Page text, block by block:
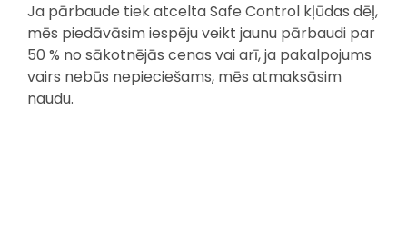
Ja pārbaude tiek atcelta Safe Control kļūdas dēļ,
mēs piedāvāsim iespēju veikt jaunu pārbaudi par
50 % no sākotnējās cenas vai arī, ja pakalpojums
vairs nebūs nepieciešams, mēs atmaksāsim
naudu.